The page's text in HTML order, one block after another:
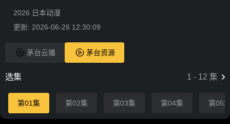
2026 日本动漫
更新: 2026-06-26 12:30:09
茅台云播 茅台资源
选集 1 - 12 集
第01集 第02集 第03集 第04集 第05